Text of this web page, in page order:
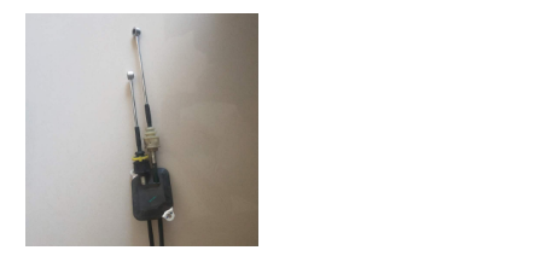
стеклоочистителей
для
стеклоочистителей от
дождя на ветровом
стекле